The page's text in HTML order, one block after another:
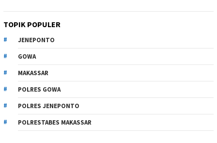
TOPIK POPULER
JENEPONTO
GOWA
MAKASSAR
POLRES GOWA
POLRES JENEPONTO
POLRESTABES MAKASSAR